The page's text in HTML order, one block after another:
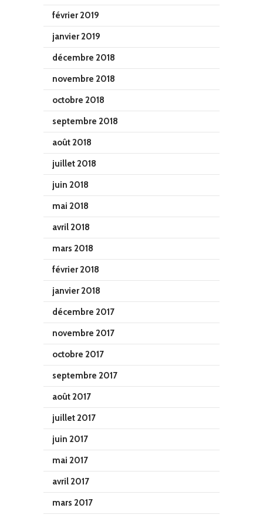
février 2019
janvier 2019
décembre 2018
novembre 2018
octobre 2018
septembre 2018
août 2018
juillet 2018
juin 2018
mai 2018
avril 2018
mars 2018
février 2018
janvier 2018
décembre 2017
novembre 2017
octobre 2017
septembre 2017
août 2017
juillet 2017
juin 2017
mai 2017
avril 2017
mars 2017